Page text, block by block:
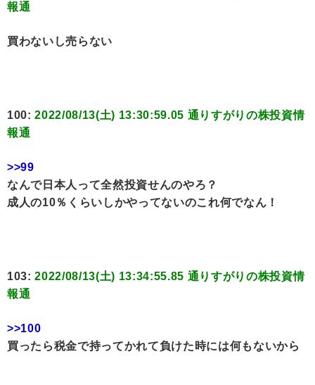
報通
買わないし売らない
100:2022/08/13(土) 13:30:59.05 通りすがりの株投資情
報通
>>99
なんで日本人って全然投資せんのやろ？
成人の10％くらいしかやってないのこれ何でなん！
103:2022/08/13(土) 13:34:55.85 通りすがりの株投資情
報通
>>100
買ったら税金で持ってかれて負けた時には何もないから